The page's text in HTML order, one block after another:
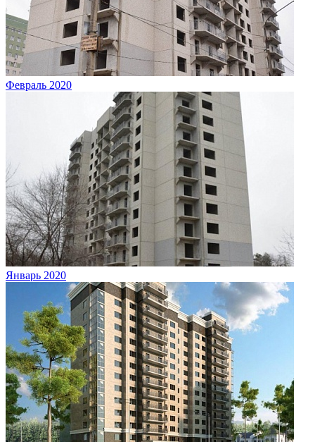
Февраль 2020
Январь 2020